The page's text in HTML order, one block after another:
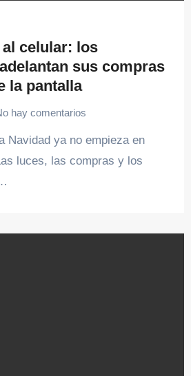
celular: los
sus compras
la pantalla
hay comentarios
Navidad ya no empieza en
luces, las compras y los